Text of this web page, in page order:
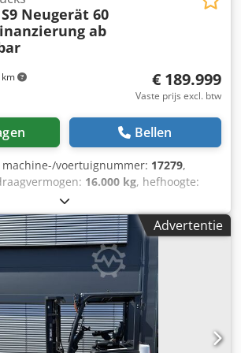
S9 Neugerät 60
ab
€ 189.999
Vaste prijs excl. btw
Bellen
machine-/voertuignummer: 17279,
16.000 kg, hefhoogte:
1.480 mm
diesel, masttype:triplex,
mm, vorklengte:2.400 mm,
20 100%, achterbandmaat:
, Uitrusting: cabine
FDC0H-5107-00494 Dkodpfx Ajzp T
Advertentie